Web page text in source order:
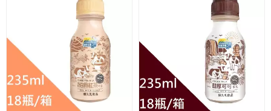
食品／健康食補
寵物
優惠券查詢
登入